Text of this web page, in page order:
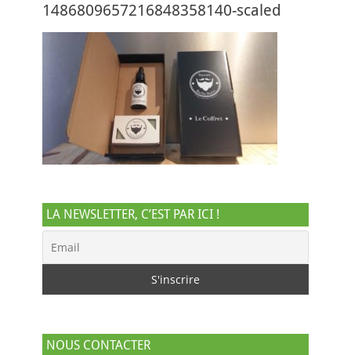
1486809657216848358140-scaled
LA NEWSLETTER, C’EST PAR ICI !
NOUS CONTACTER